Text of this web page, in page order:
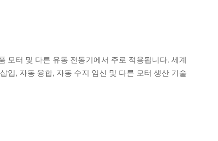
모터 및 다른 유동 전동기에서 주로 적용됩니다. 세계
입, 자동 융합, 자동 수지 임신 및 다른 모터 생산 기술